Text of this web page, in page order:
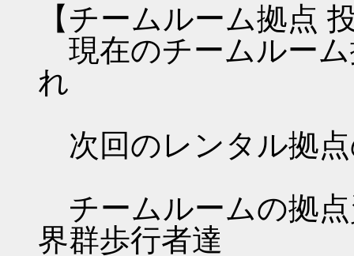
【チームルーム拠点
現在のチームルー
れ
次回のレンタル拠
チームルームの拠
界群歩行者達